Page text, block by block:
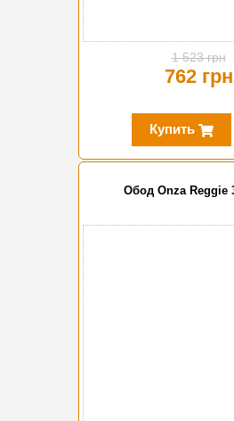
1 523 грн
762 грн
Купить
Обод Onza Reggie